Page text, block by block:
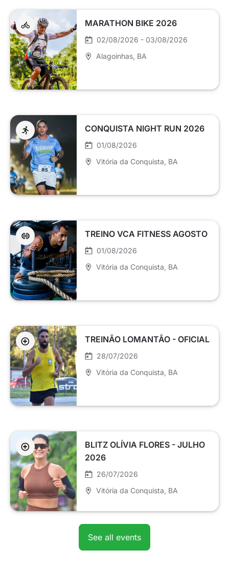
MARATHON BIKE 2026
02/08/2026 - 03/08/2026
Alagoinhas , BA
CONQUISTA NIGHT RUN 2026
01/08/2026
Vitória da Conquista , BA
TREINO VCA FITNESS AGOSTO
01/08/2026
Vitória da Conquista , BA
TREINÃO LOMANTÃO - OFICIAL
28/07/2026
Vitória da Conquista , BA
BLITZ OLÍVIA FLORES - JULHO
2026
26/07/2026
Vitória da Conquista , BA
See all events